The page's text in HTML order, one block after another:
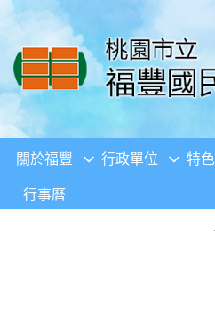
移至網頁之主要內容區位置
關於福豐 行政單位 特
行事曆